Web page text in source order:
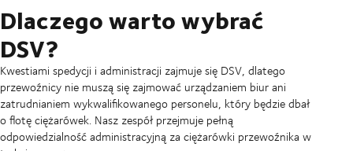
Dlaczego warto wybrać
DSV?
Kwestiami spedycji i administracji zajmuje się DSV, dlatego
przewoźnicy nie muszą się zajmować urządzaniem biur ani
zatrudnianiem wykwalifikowanego personelu, który będzie dbał
o flotę ciężarówek. Nasz zespół przejmuje pełną
odpowiedzialność administracyjną za ciężarówki przewoźnika w